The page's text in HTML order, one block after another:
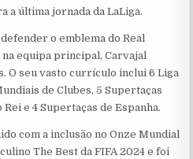
a última jornada da LaLiga.
o emblema do Real
equipa principal, Carvajal
O seu vasto currículo inclui 6 Liga
de Clubes, 5 Supertaças
e 4 Supertaças de Espanha.
com a inclusão no Onze Mundial
The Best da FIFA 2024 e foi